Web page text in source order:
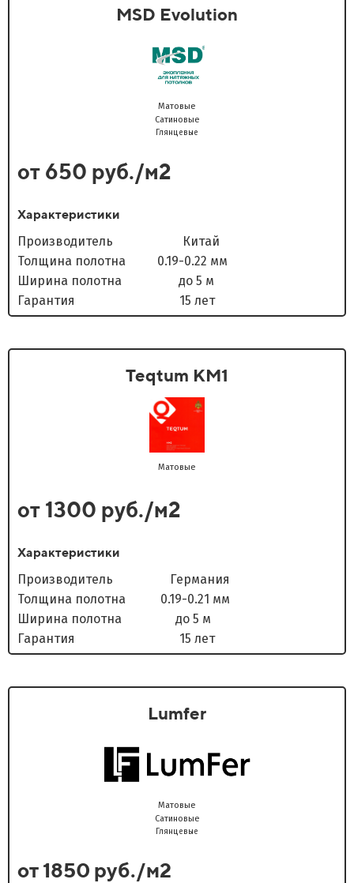
MSD Evolution
Матовые
Сатиновые
Глянцевые
от 650 руб./м2
Характеристики
Производитель Китай
Толщина полотна 0.19-0.22 мм
Ширина полотна до 5 м
Гарантия 15 лет
Teqtum KM1
Матовые
от 1300 руб./м2
Характеристики
Производитель Германия
Толщина полотна 0.19-0.21 мм
Ширина полотна до 5 м
Гарантия 15 лет
Lumfer
Матовые
Сатиновые
Глянцевые
от 1850 руб./м2